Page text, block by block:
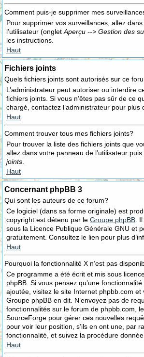
Comment puis-je supprimer mes
Pour supprimer vos surveillances, allez
l’utilisateur (onglet Aperçu --> Gestion des
les instructions.
Haut
Fichiers joints
Quels fichiers joints sont autorisés sur ce
L’administrateur peut autoriser ou interdire
fichiers joints. Si vous n’êtes pas sûr de ce
chargé, contactez l’administrateur pour plus
Haut
Comment trouver tous mes fichiers joints?
Pour trouver la liste des fichiers joints que
allez dans votre panneau de l’utilisateur puis
joints
Haut
Concernant phpBB 3
Qui sont les auteurs de ce forum?
Ce logiciel (dans sa forme originale) est
copyright est détenu par le Groupe phpBB .
sous la Licence Publique Générale GNU et
gratuitement. Consultez le lien pour plus
Haut
Pourquoi la fonctionnalité X n’est pas
Ce programme a été écrit et mis sous
phpBB. Si vous pensez qu’une fonctionnalité
ajoutée, visitez le site Internet phpbb.com et
Groupe phpBB en dit. N’envoyez pas de
fonctionnalités sur le forum de phpbb.com,
SourceForge pour gérer ces nouvelles
pour voir leur position, s’ils en ont une, par
fonctionnalité, et suivez la procédure donnée
Haut